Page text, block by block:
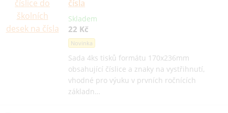
čísla
Skladem
22 Kč
Novinka
Sada 4ks tisků formátu 170x236mm
obsahující číslice a znaky na vystřihnutí,
vhodné pro výuku v prvních ročnících
základn…